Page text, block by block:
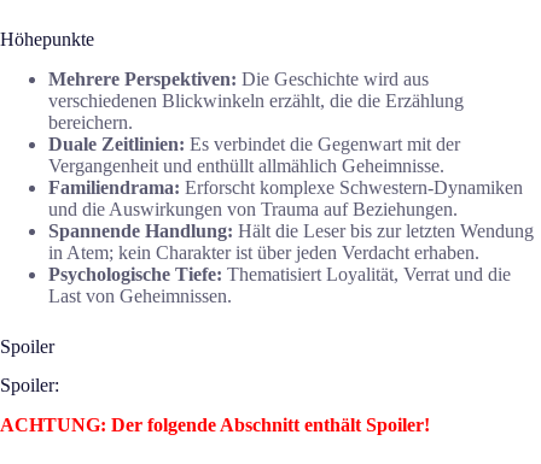
Höhepunkte
Mehrere Perspektiven: Die Geschichte wird aus
verschiedenen Blickwinkeln erzählt, die die Erzählung
bereichern.
Duale Zeitlinien: Es verbindet die Gegenwart mit der
Vergangenheit und enthüllt allmählich Geheimnisse.
Familiendrama: Erforscht komplexe Schwestern-Dynamiken
und die Auswirkungen von Trauma auf Beziehungen.
Spannende Handlung: Hält die Leser bis zur letzten Wendung
in Atem; kein Charakter ist über jeden Verdacht erhaben.
Psychologische Tiefe: Thematisiert Loyalität, Verrat und die
Last von Geheimnissen.
Spoiler
Spoiler:
ACHTUNG: Der folgende Abschnitt enthält Spoiler!